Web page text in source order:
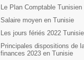
Le Plan Comptable Tunisien
Salaire moyen en Tunisie
Les jours fériés 2022 Tunisie
Principales dispositions de
finances 2023 en Tunisie